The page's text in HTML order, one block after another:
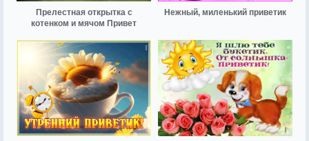
Прелестная открытка с
котенком и мячом Привет
Нежный, миленький приветик